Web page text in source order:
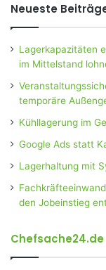
Neueste
Lagerkapazitäten
im Mittelstand
temporäre
Kühllagerung im
Google Ads statt
Lagerhaltung mit
den Jobeinstieg
Chefsache24.de